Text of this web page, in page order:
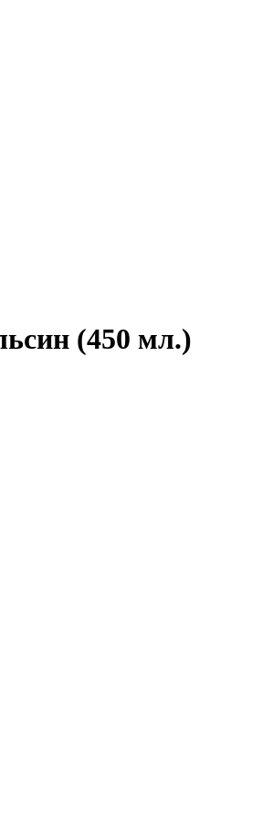
(450 мл.)